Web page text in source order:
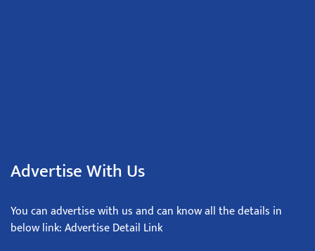
Advertise With Us
You can advertise with us and can know all the details in
below link: Advertise Detail Link